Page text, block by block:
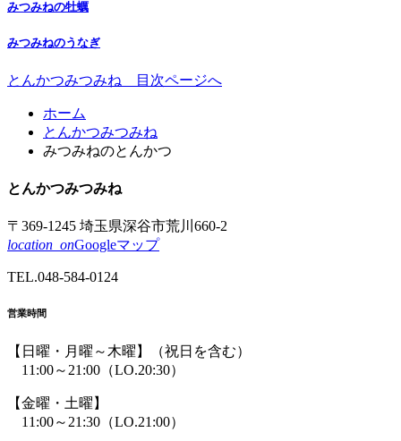
みつみねの牡蠣
みつみねのうなぎ
とんかつみつみね 目次ページへ
ツ
文
の
頭
戻
先
へ
戻
ホーム
とんかつみつみね
みつみねのとんかつ
とんかつみつみね
〒369-1245 埼玉県深谷市荒川660-2
location_onGoogleマップ
TEL.048-584-0124
営業時間
【日曜・月曜～木曜】
（祝日を含む）
11:00～21:00 （LO.20:30）
【金曜・土曜】
11:00～21:30 （LO.21:00）